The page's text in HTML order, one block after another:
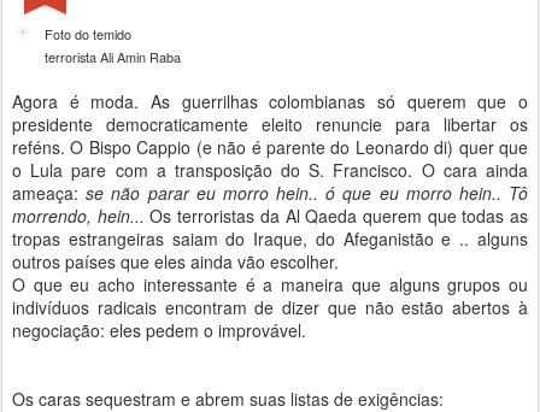
Foto do temido
terrorista Ali Amin Raba
Agora é moda. As guerrilhas colombianas só querem que o
presidente democraticamente eleito renuncie para libertar os
reféns. O Bispo Cappio (e não é parente do Leonardo di) quer que
o Lula pare com a transposição do S. Francisco. O cara ainda
ameaça:se não parar eu morro hein.. ó que eu morro hein.. Tô
morrendo, hein... Os terroristas da Al Qaeda querem que todas as
tropas estrangeiras saiam do Iraque, do Afeganistão e .. alguns
outros países que eles ainda vão escolher.
O que eu acho interessante é a maneira que alguns grupos ou
indivíduos radicais encontram de dizer que não estão abertos à
negociação: eles pedem o improvável.
Os caras sequestram e abrem suas listas de exigências: